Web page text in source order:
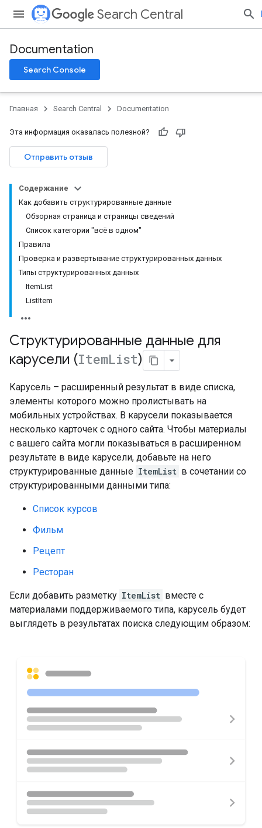
Search Central
Documentation
Search Console
Главная Search Central Documentation
Эта информация оказалась полезной?
Отправить отзыв
Содержание
Как добавить структурированные данные
Обзорная страница и страницы сведений
Список категории "всё в одном"
Правила
Проверка и развертывание структурированных данных
Типы структурированных данных
ItemList
ListItem
Структурированные данные для
карусели (ItemList)
Карусель – расширенный результат в виде списка,
элементы которого можно пролистывать на
мобильных устройствах. В карусели показывается
несколько карточек с одного сайта. Чтобы материалы
с вашего сайта могли показываться в расширенном
результате в виде карусели, добавьте на него
структурированные данные ItemList в сочетании со
структурированными данными типа:
Список курсов
Фильм
Рецепт
Ресторан
Если добавить разметку ItemList вместе с
материалами поддерживаемого типа, карусель будет
выглядеть в результатах поиска следующим образом: